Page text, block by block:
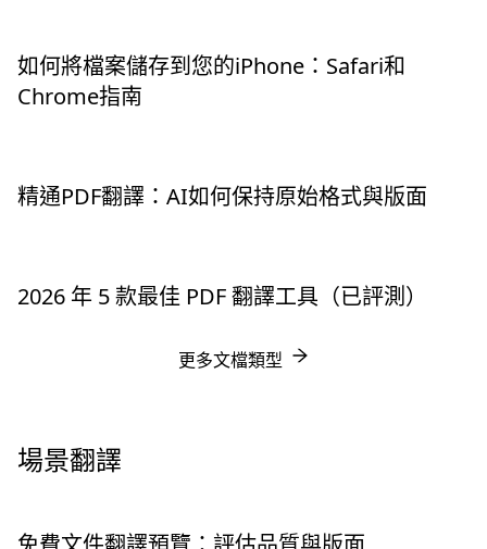
如何將檔案儲存到您的iPhone：Safari和
Chrome指南
精通PDF翻譯：AI如何保持原始格式與版面
2026 年 5 款最佳 PDF 翻譯工具（已評測）
更多文檔類型
場景翻譯